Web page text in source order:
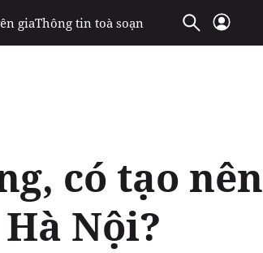
giaThông tin toà soạn
có tạo nên
Nội?